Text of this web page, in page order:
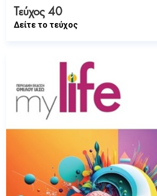
Τεύχος 40
Δείτε το τεύχος